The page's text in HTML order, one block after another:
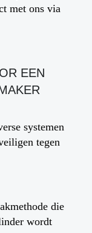
met ons via
EEN
systemen
tegen
die
wordt